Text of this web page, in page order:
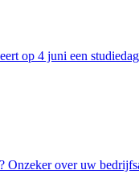
op 4 juni een
over uw